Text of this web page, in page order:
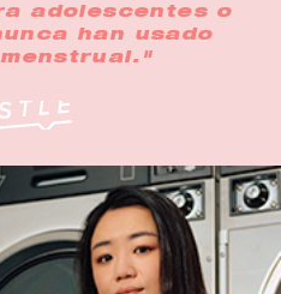
adolescentes o
han usado